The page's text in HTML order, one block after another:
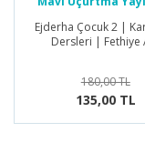
Ejderha Çocuk 2 |
Dersleri | Fethiye
180,00 TL
135,00 TL